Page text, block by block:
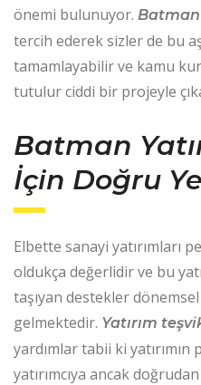
önemi bulunuyor. Batman
tercih ederek sizler de bu
tamamlayabilir ve kamu
tutulur ciddi bir projeyle
Batman
İçin Doğru
Elbette sanayi yatırımları
oldukça değerlidir ve bu
taşıyan destekler
gelmektedir. Yatırım
yardımlar tabii ki
yatırımcıya ancak